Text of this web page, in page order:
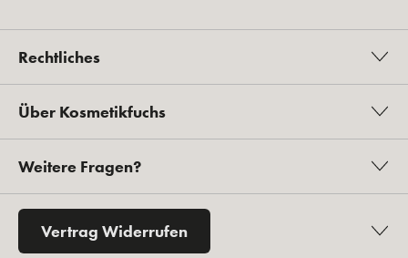
Rechtliches
Über Kosmetikfuchs
Weitere Fragen?
Vertrag Widerrufen